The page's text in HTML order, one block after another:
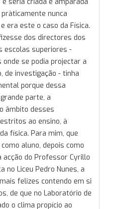
nunca
era este o caso da Física.
dos directores dos
escolas superiores -
se podia projectar a
de investigação - tinha
porque dessa
parte, a
âmbito desses
ao ensino, à
física. Para mim, que
aluno, depois como
acção do Professor Cyrillo
no Liceu Pedro Nunes, a
felizes contendo em si
de que no Laboratório de
o clima propício ao